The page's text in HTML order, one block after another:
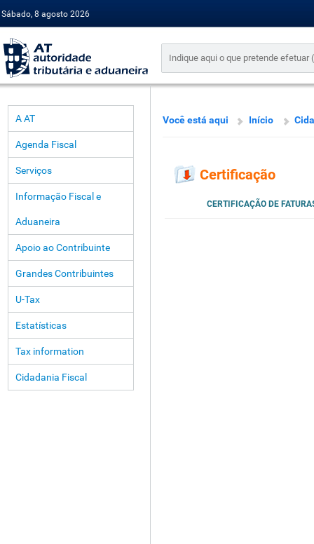
Sábado, 8 agosto 2026
A AT
Agenda Fiscal
Serviços
Informação Fiscal e
Aduaneira
Apoio ao Contribuinte
Grandes Contribuintes
U-Tax
Estatísticas
Tax information
Cidadania Fiscal
Você está aqui Início
Certificação
CERTIFICAÇÃO DE